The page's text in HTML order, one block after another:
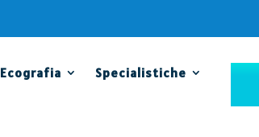
Ecografia
Specialistiche